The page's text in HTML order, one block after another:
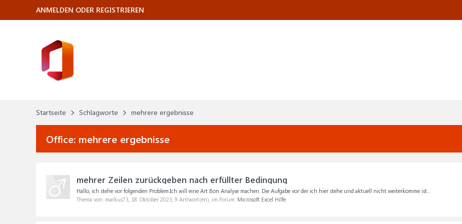
Startseite Schlagworte mehrere ergebnisse
Office: mehrere ergebnisse
mehrer Zeilen zurückgeben nach erfüllter Bedingung
Hallo, ich stehe vor folgenden Problem.Ich will eine Art Bon Analyse machen. Die Aufgabe vor der ich hier stehe und aktuell nicht weiterkomme ist...
Thema von: markus73, 18. Oktober 2023, 9 Antwort(en), im Forum: Microsoft Excel Hilfe
ANMELDEN ODER REGISTRIEREN